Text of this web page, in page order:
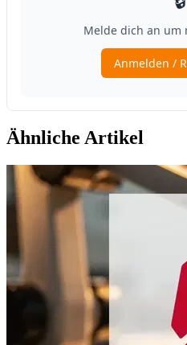
Ähnliche Artikel